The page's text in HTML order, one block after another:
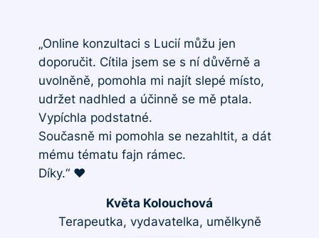
„Online konzultaci s Lucií můžu jen
doporučit. Cítila jsem se s ní důvěrně a
uvolněně, pomohla mi najít slepé místo,
udržet nadhled a účinně se mě ptala.
Vypíchla podstatné.
Současně mi pomohla se nezahltit, a dát
mému tématu fajn rámec.
Díky.“ ♥️
Květa Kolouchová
Terapeutka, vydavatelka, umělkyně